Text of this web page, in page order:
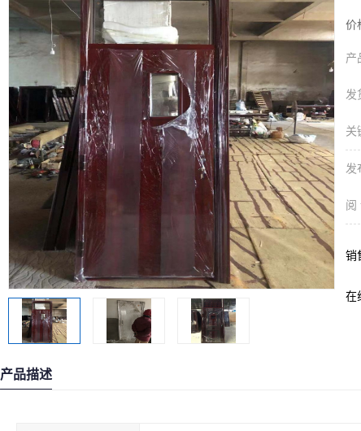
价
产
发
关
发
阅
销
在
产品描述